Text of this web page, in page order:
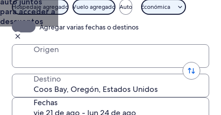
Vuelo a
Coos Bay
para acceder a
descuentos
Hospedaje agregado Vuelo agregado Auto Económica
Agregar varias fechas o destinos
Origen
Destino
Fechas